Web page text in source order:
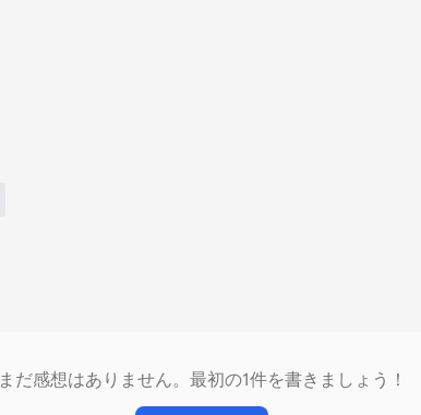
まだ感想はありません。最初の1件を書きましょう！